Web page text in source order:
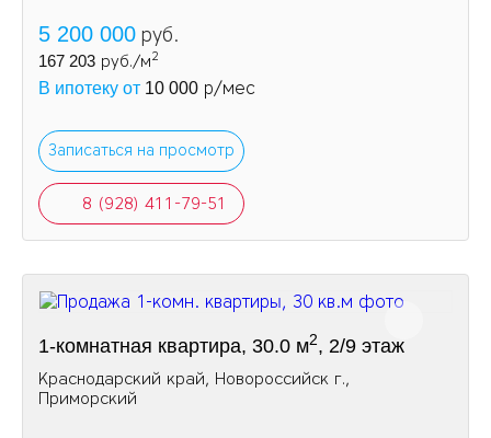
5 200 000 руб.
167 203 руб./м2
В ипотеку от 10 000 р/мес
Записаться на просмотр
8 (928) 411-79-51
1-комнатная квартира, 30.0 м2, 2/9 этаж
Краснодарский край, Новороссийск г.,
Приморский